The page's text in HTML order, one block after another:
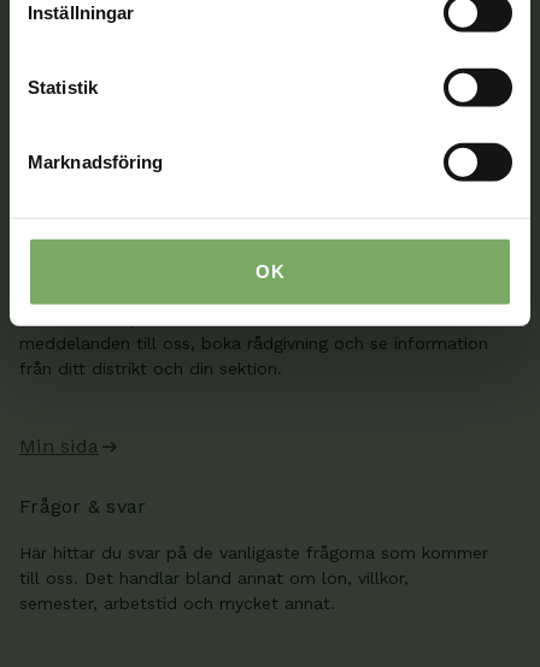
Inställningar
Statistik
Marknadsföring
OK
Välkommen att kontakta oss. Här hittar du kontaktvägar
Min sida
meddelanden till oss, boka rådgivning och se information
från ditt distrikt och din sektion.
Min sida
Frågor & svar
Här hittar du svar på de vanligaste frågorna som kommer
till oss. Det handlar bland annat om lön, villkor,
semester, arbetstid och mycket annat.